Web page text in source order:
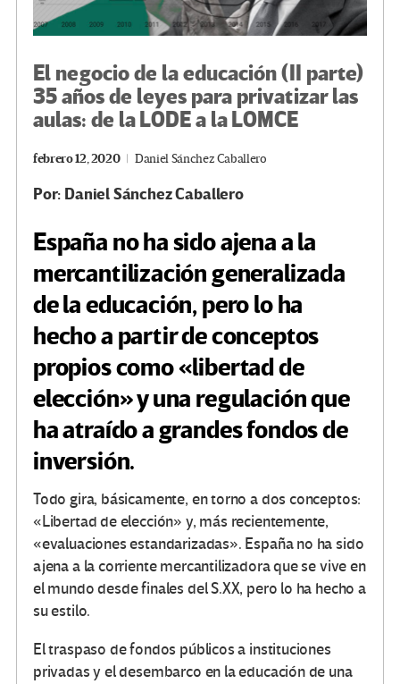
El negocio de la educación (II parte)
35 años de leyes para privatizar las
aulas: de la LODE a la LOMCE
febrero 12, 2020 Daniel Sánchez Caballero
Por: Daniel Sánchez Caballero
España no ha sido ajena a la
mercantilización generalizada
de la educación, pero lo ha
hecho a partir de conceptos
propios como «libertad de
elección» y una regulación que
ha atraído a grandes fondos de
inversión.
Todo gira, básicamente, en torno a dos conceptos:
«Libertad de elección» y, más recientemente,
«evaluaciones estandarizadas». España no ha sido
ajena a la corriente mercantilizadora que se vive en
el mundo desde finales del S.XX, pero lo ha hecho a
su estilo.
El traspaso de fondos públicos a instituciones
privadas y el desembarco en la educación de una